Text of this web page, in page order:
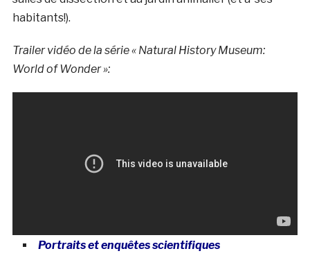
habitants!).
Trailer vidéo de la série « Natural History Museum:
World of Wonder »:
Portraits etenquêtesscientifiques